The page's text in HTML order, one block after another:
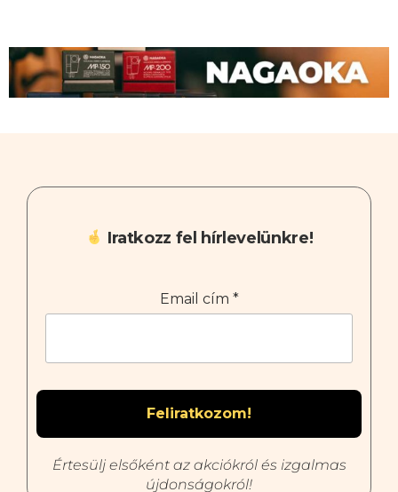
Iratkozz fel hírlevelünkre!
Email cím *
Értesülj elsőként az akciókról és izgalmas
újdonságokról!